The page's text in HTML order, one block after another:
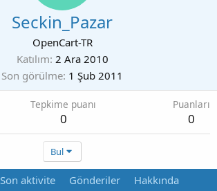
Seckin_Pazar
OpenCart-TR
Katılım 2 Ara 2010
Son görülme 1 Şub 2011
Tepkime puanı
0
Puanları
0
Bul
Son aktivite Gönderiler Hakkında